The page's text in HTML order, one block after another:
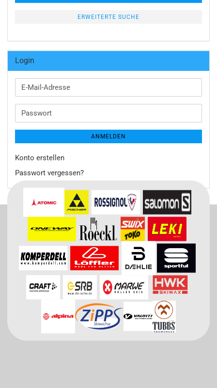
ERWEITERTE SUCHE
Login
E-
Mail-
Passwort
ANMELDEN
Konto erstellen
Passwort vergessen?